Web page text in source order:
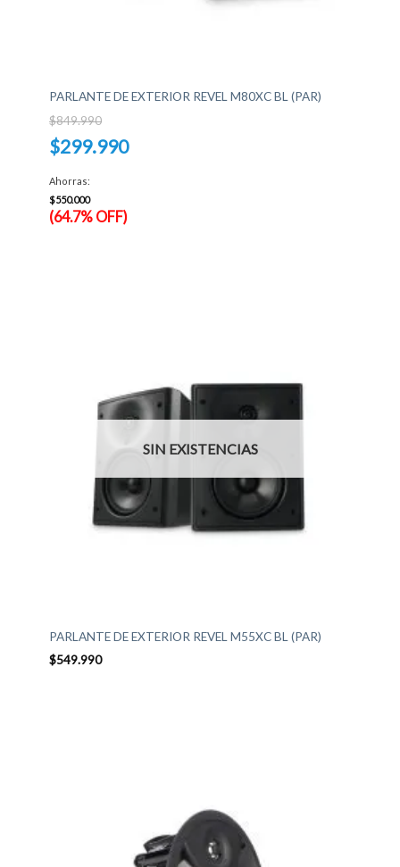
PARLANTE DE EXTERIOR REVEL M80XC BL (PAR)
$849.990
El
precio
original
$849.990.
$299.990
precio
actual
es:
$299.990.
Ahorras:
$550.000
(64.7% OFF)
SIN EXISTENCIAS
PARLANTE DE EXTERIOR REVEL M55XC BL (PAR)
$549.990